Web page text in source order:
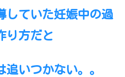
していた妊娠中の過
り方だと
いつかない。。